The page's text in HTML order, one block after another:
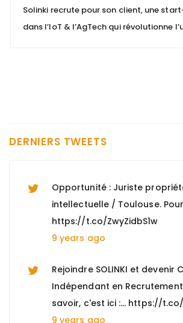
Solinki recrute pour son client, une
dans l’IoT & l’AgTech qui révolutionne
DERNIERS TWEETS
d'informations : https://t.co/
H/F" à Marseille, pour tout
Opportunité : Juriste
intellectuelle / Toulouse.
https://t.co/ZwyZidbS1w
9 years ago
Rejoindre SOLINKI et devenir
Indépendant en
savoir, c'est ici :… https://t.co/
9 years ago